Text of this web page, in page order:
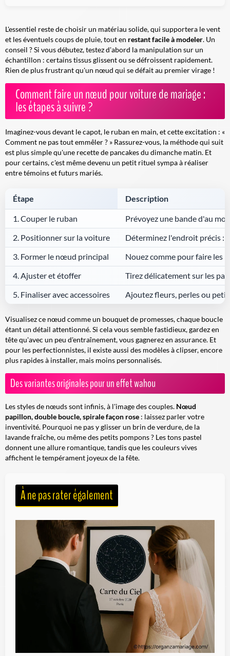
L'essentiel reste de choisir un matériau solide, qui supportera le vent
et les éventuels coups de pluie, tout en restant facile à modeler. Un
conseil ? Si vous débutez, testez d'abord la manipulation sur un
échantillon : certains tissus glissent ou se défroissent rapidement.
Rien de plus frustrant qu'un nœud qui se défait au premier virage !
Comment faire un nœud pour voiture de mariage :
les étapes à suivre ?
Imaginez-vous devant le capot, le ruban en main, et cette excitation : «
Comment ne pas tout emmêler ? » Rassurez-vous, la méthode qui suit
est plus simple qu'une recette de pancakes du dimanche matin. Et
pour certains, c'est même devenu un petit rituel sympa à réaliser
entre témoins et futurs mariés.
Étape Description
1. Couper le ruban
Prévoyez une bande d'au
2. Positionner sur la voiture
Déterminez l'endroit précis :
3. Former le nœud principal
Nouez comme pour faire les
4. Ajuster et étoffer
Tirez délicatement sur les
5. Finaliser avec accessoires
Ajoutez fleurs, perles ou
Visualisez ce nœud comme un bouquet de promesses, chaque boucle
étant un détail attentionné. Si cela vous semble fastidieux, gardez en
tête qu'avec un peu d'entraînement, vous gagnerez en assurance. Et
pour les perfectionnistes, il existe aussi des modèles à clipser, encore
plus rapides à installer, mais moins personnalisés.
Des variantes originales pour un effet wahou
Les styles de nœuds sont infinis, à l'image des couples. Nœud
papillon, double boucle, spirale façon rose : laissez parler votre
inventivité. Pourquoi ne pas y glisser un brin de verdure, de la
lavande fraîche, ou même des petits pompons ? Les tons pastel
donnent une allure romantique, tandis que les couleurs vives
affichent le tempérament joyeux de la fête.
À ne pas rater également